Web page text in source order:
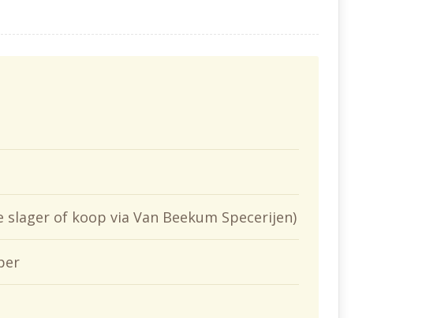
of koop via Van Beekum Specerijen)